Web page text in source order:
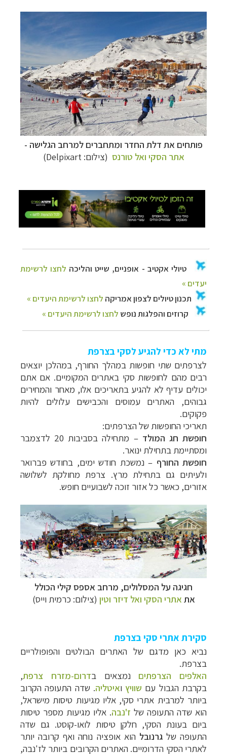
פותחים את דלת החדר ומתחברים למרחב הגלישה -
אתר הסקי ואל טורנס (צילום: Delpixart)
טיולי אקטיב - אופניים, שייט והליכה לחצו לרשימת
יעדים »
תכנוןטיולים לצפון אמריקהלחצו לרשימת היעדים »
קרוזים והפלגות נופשלחצו לרשימת היעדים »
מתי לא כדי להגיע לסקי בצרפת
לצרפתים שתי חופשות במהלך החורף, במהלכן יוצאים
רבים מהם לחופשות סקי באתרים המקומיים. אם אתם
יכולים עדיף לא להגיע בתאריכים אלו, מאחר והמחירים
גבוהים, האתרים עמוסים והכבישים עלולים להיות
פקוקים.
תאריכי החופשות של הצרפתים:
חופשת חג המולד
– מתחילה בסביבות 20 לדצמבר
ומסתיימת בתחילת ינואר.
חופשת החורף – נמשכת חודש ימים, בחודש פברואר
ולעיתים גם בתחילת מרץ. צרפת מחולקת לשלושה
אזורים, כאשר כל אזור זוכה לשבועיים חופש.
חגיגה על המסלולים, מרחב אספס קילי הכולל
את אתרי הסקי ואל דיזר וטין (צילום: כרמית וייס)
סקירת אתרי סקי בצרפת
נביא כאן מדגם של האתרים הבולטים והפופולריים
בצרפת.
האלפים הצרפתים נמצאים בדרום-מזרח צרפת,
בקרבת הגבול עם שוויץ ואיטליה. שדה התעופה הקרוב
ביותר למרבית אתרי סקי, אליו מגיעות טיסות מישראל,
הוא שדה התעופה של ז'נבה. אליו מגיעות מספר טיסות
ביום בעונת הסקי, חלקן טיסות לואו-קוסט. גם שדה
התעופה שלגרנובל הוא אופציה נוחה ואף קרובה יותר
לאתרי הסקי הדרומיים. האתרים הקרובים ביותר לז'נבה,